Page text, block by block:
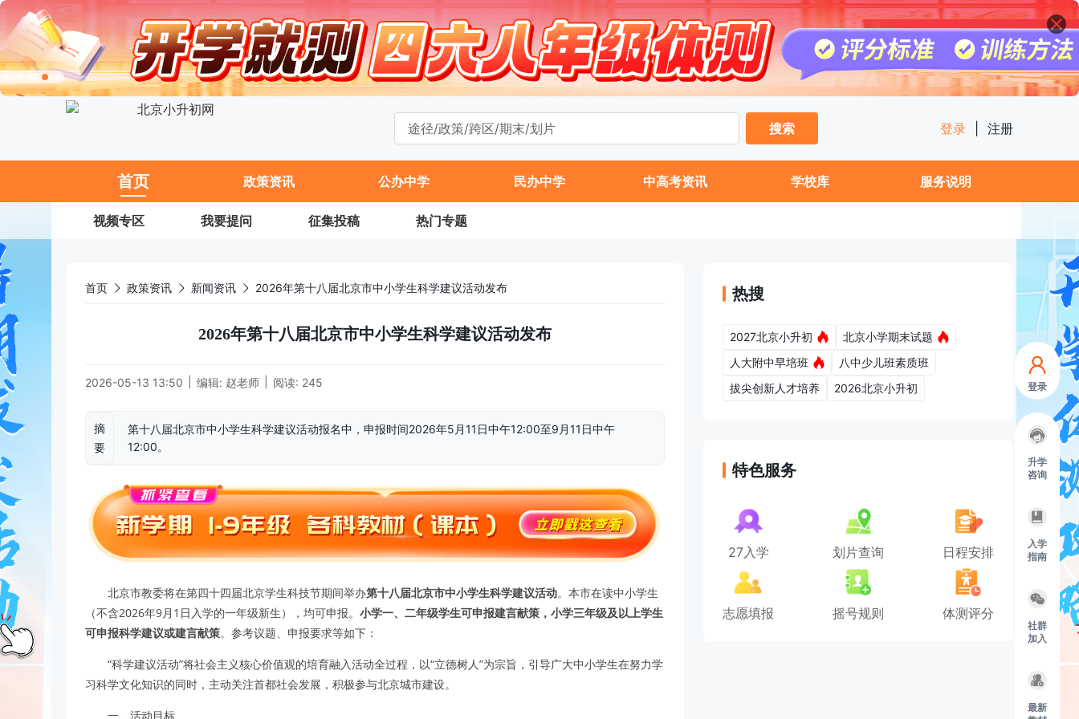
登录
升学
咨询
入学
指南
社群
加入
最新
搜索
登录 注册
首页 政策资讯 公办中学 民办中学 中高考资讯 学校库 服务说明
视频专区 我要提问 征集投稿 热门专题
首页 政策资讯 新闻资讯 2026年第十八届北京市中小学生科学建议活动发布
2026年第十八届北京市中小学生科学建议活动发布
2026-05-13 13:50 编辑: 赵老师 阅读: 245
摘
要
第十八届北京市中小学生科学建议活动报名中，申报时间2026年5月11日中午12:00至9月11日中午
12:00。
北京市教委将在第四十四届北京学生科技节期间举办第十八届北京市中小学生科学建议活动。本市在读中小学生
（不含2026年9月1日入学的一年级新生），均可申报。 小学一、二年级学生可申报建言献策，小学三年级及以上学生
可申报科学建议或建言献策。参考议题、申报要求等如下：
“科学建议活动”将社会主义核心价值观的培育融入活动全过程，以“立德树人”为宗旨，引导广大中小学生在努力学
习科学文化知识的同时，主动关注首都社会发展，积极参与北京城市建设。
一、活动目标
热搜
2027北京小升初
北京小学期末试题
人大附中早培班
八中少儿班素质班
拔尖创新人才培养
2026北京小升初
特色服务
27入学 划片查询 日程安排
志愿填报 摇号规则 体测评分